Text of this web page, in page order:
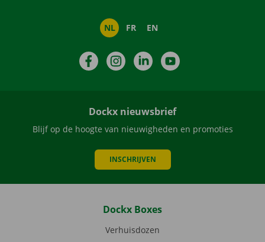
NL FR EN
FacebookInstagramLinkedIn
Dockx nieuwsbrief
Blijf op de hoogte van nieuwigheden en promoties
INSCHRIJVEN
Dockx Boxes
Verhuisdozen